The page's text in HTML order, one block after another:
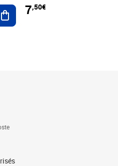
Ajouter au panier
7,50€